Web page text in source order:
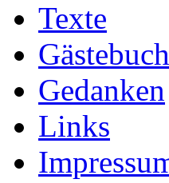
Texte
Gästebuch
Gedanken
Links